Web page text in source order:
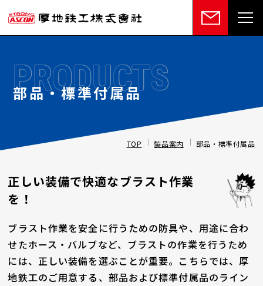
部品・標準付属品
PRODUCTS
TOP 製品案内 部品・標準付属品
正しい装備で快適なブラスト作業
を！
ブラスト作業を安全に行うための防具や、用途に合わ
せたホース・バルブなど、ブラストの作業を行うため
には、正しい装備を選ぶことが重要。こちらでは、厚
地鉄工のご用意する、部品および標準付属品のライン